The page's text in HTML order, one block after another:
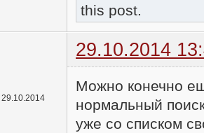
this post.
29.10.2014
29.10.2014
Можно конечно
нормальный
уже со списком